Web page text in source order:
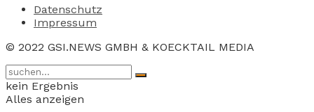
Datenschutz
Impressum
© 2022 GSI.NEWS GMBH & KOECKTAIL MEDIA
kein Ergebnis
Alles anzeigen